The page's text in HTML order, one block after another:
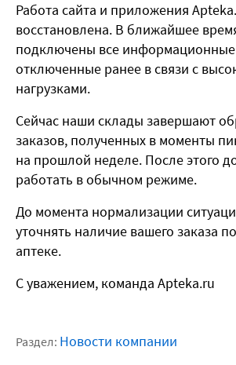
Работа сайта и приложения
восстановлена. В ближайшее
подключены все
отключенные ранее в связи с
нагрузками.
Сейчас наши склады завершают
заказов, полученных в моменты
на прошлой неделе. После этого
работать в обычном режиме.
До момента нормализации
уточнять наличие вашего заказа
аптеке.
С уважением, команда Apteka.ru
Раздел: Новости компании